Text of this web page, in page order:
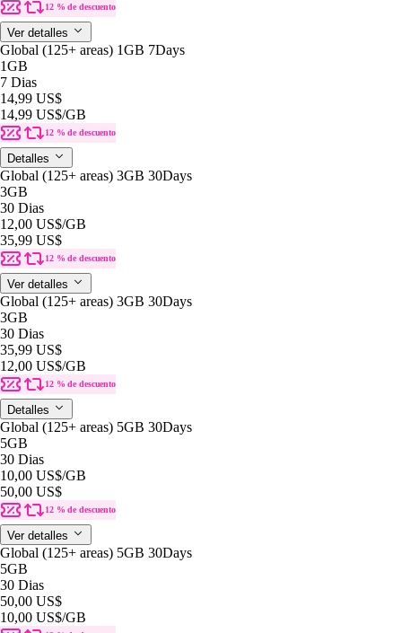
12 % de descuento
Ver detalles
Global (125+ areas) 1GB 7Days
1GB
7 Dias
14,99 US$
14,99 US$/GB
12 % de descuento
Detalles
Global (125+ areas) 3GB 30Days
3GB
30 Dias
12,00 US$/GB
35,99 US$
12 % de descuento
Ver detalles
Global (125+ areas) 3GB 30Days
3GB
30 Dias
35,99 US$
12,00 US$/GB
12 % de descuento
Detalles
Global (125+ areas) 5GB 30Days
5GB
30 Dias
10,00 US$/GB
50,00 US$
12 % de descuento
Ver detalles
Global (125+ areas) 5GB 30Days
5GB
30 Dias
50,00 US$
10,00 US$/GB